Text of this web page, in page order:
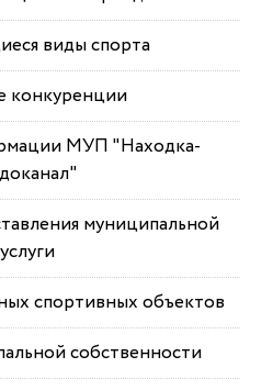
виды спорта
конкуренции
МУП "Находка-
муниципальной
услуги
спортивных объектов
собственности